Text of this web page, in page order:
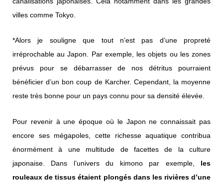
villes comme Tokyo.
*Alors je souligne que tout n’est pas d’une propreté
irréprochable au Japon. Par exemple, les objets ou les zones
prévus pour se débarrasser de nos détritus pourraient
bénéficier d’un bon coup de Karcher. Cependant, la moyenne
reste très bonne pour un pays connu pour sa densité élevée.
Pour revenir à une époque où le Japon ne connaissait pas
encore ses mégapoles, cette richesse aquatique contribua
énormément à une multitude de facettes de la culture
japonaise. Dans l’univers du kimono par exemple,
les
rouleaux de tissus étaient plongés dans les rivières d’une